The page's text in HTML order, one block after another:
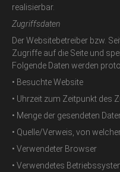
realisierbar.
Zugriffsdaten
Der Websitebetreiber bzw.
Zugriffe auf die Seite und
Folgende Daten werden
• Besuchte Website
• Uhrzeit zum Zeitpunkt des
• Menge der gesendeten
• Quelle/Verweis, von
• Verwendeter Browser
• Verwendetes